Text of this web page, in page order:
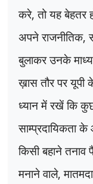
करे,तो यह बेहतर
अपने राजनीतिक,
बुलाकर उनके
ख़ास तौर पर यूपी
ध्यान में रखें कि
साम्प्रदायिकता
किसी बहाने
मनाने वाले,